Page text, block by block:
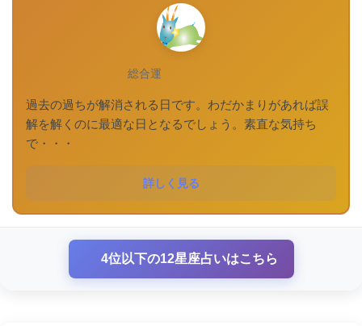
総合運
過去の過ちが解消される日です。わだかまりがあれば誤
解を解くのに最適な日となるでしょう。素直な気持ち
で・・・
詳しく見る
4位以下の12星座占いはこちら